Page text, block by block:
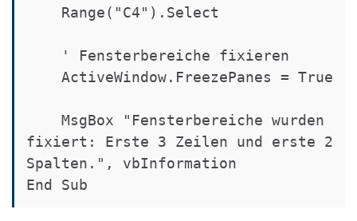
fixiert: Erste 3 Zeilen und erste 2
Spalten.", vbInformation
End Sub